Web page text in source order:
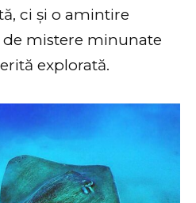
ci și o amintire
mistere minunate
explorată.